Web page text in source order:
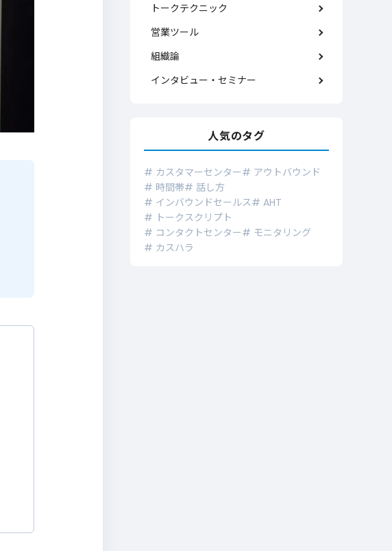
トークテクニック
営業ツール
組織論
インタビュー・セミナー
人気のタグ
# カスタマーセンター# アウトバウンド
# 時間帯# 話し方
# インバウンドセールス# AHT
# トークスクリプト
# コンタクトセンター# モニタリング
# カスハラ